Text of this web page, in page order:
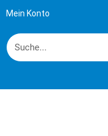
Mein Konto